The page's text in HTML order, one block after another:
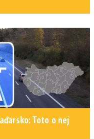
Toto o nej